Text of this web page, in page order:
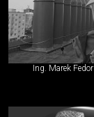
Ing. Marek Fedor